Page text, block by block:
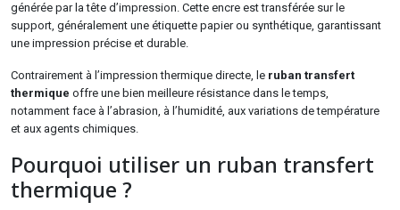
générée par la tête d’impression. Cette encre est transférée sur le
support, généralement une étiquette papier ou synthétique, garantissant
une impression précise et durable.
Contrairement à l’impression thermique directe, le ruban transfert
thermique offre une bien meilleure résistance dans le temps,
notamment face à l’abrasion, à l’humidité, aux variations de température
et aux agents chimiques.
Pourquoi utiliser un ruban transfert
thermique ?